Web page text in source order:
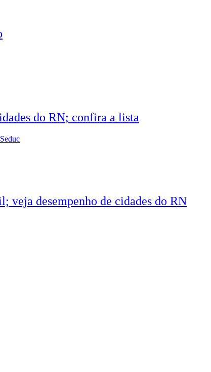
do RN; confira a lista
veja desempenho de cidades do RN